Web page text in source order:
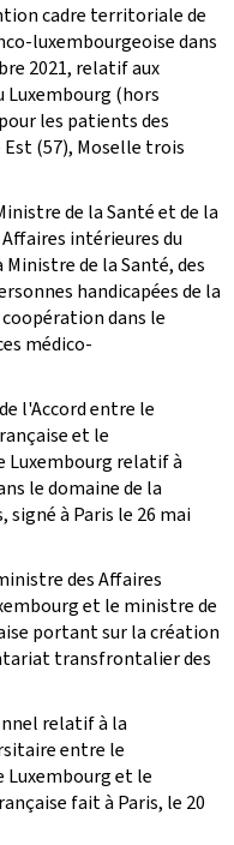
cadre territoriale de
luxembourgeoise dans
2021, relatif aux
(hors
les patients des
(57), Moselle trois
de la Santé et de la
intérieures du
de la Santé, des
handicapées de la
dans le
médico-
l'Accord entre le
et le
Luxembourg relatif à
le domaine de la
à Paris le 26 mai
des Affaires
et le ministre de
portant sur la création
transfrontalier des
relatif à la
entre le
Luxembourg et le
fait à Paris, le 20